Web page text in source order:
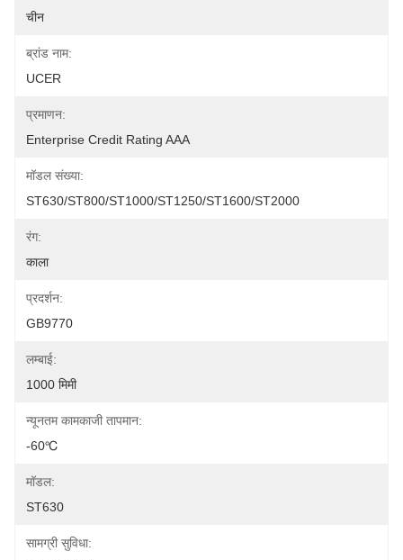
चीन
ब्रांड नाम:
UCER
प्रमाणन:
Enterprise Credit Rating AAA
मॉडल संख्या:
ST630/ST800/ST1000/ST1250/ST1600/ST2000
रंग:
काला
प्रदर्शन:
GB9770
लम्बाई:
1000 मिमी
न्यूनतम कामकाजी तापमान:
-60℃
मॉडल:
ST630
सामग्री सुविधा: